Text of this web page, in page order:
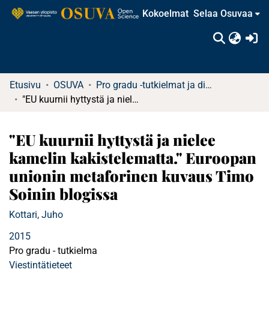
Kokoelmat Selaa Osuvaa
Etusivu OSUVA
Pro gradu -tutkielmat ja diplomityöt (rajattu saatavuus)
"EU kuurnii hyttystä ja nielee kamelin kakistelematta." Euroopan unionin metaforinen kuvaus Timo Soinin blogissa
"EU kuurnii hyttystä ja nielee
kamelin kakistelematta." Euroopan
unionin metaforinen kuvaus Timo
Soinin blogissa
Kottari, Juho
2015
Pro gradu - tutkielma
Viestintätieteet